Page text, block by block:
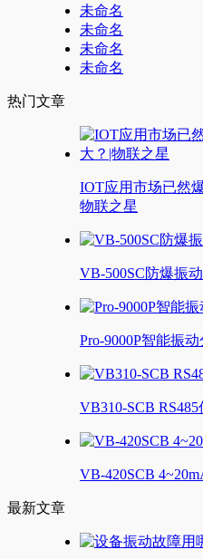
未命名
未命名
未命名
未命名
热门文章
IOT应用市场已然
物联之星
VB-500SC防爆振
Pro-9000P智能振
VB310-SCB
VB-420SCB
最新文章